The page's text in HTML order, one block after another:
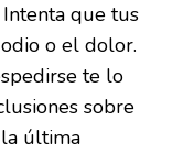
que tus
o el dolor.
te lo
sobre
la última